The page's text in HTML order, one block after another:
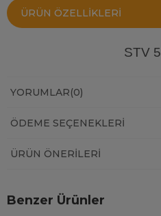
ÜRÜN ÖZELLIKLERI
STV
YORUMLAR(0)
ÖDEME SEÇENEKLERI
ÜRÜN ÖNERILERI
Benzer Ürünler